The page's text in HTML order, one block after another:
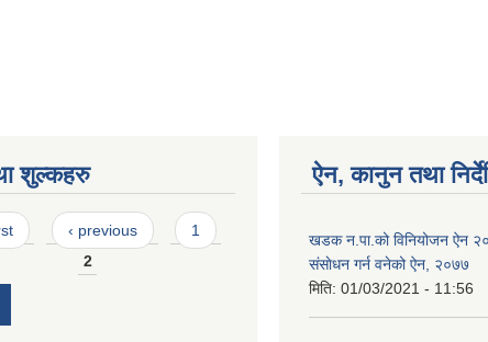
शुल्कहरु
‹ previous
1
2
ऐन, कानुन तथा
खडक न‍.पा.को विनियोजन ऐन
संसाेधन गर्न वनेको ऐन, २०७७
मिति: 01/03/2021 - 11:56